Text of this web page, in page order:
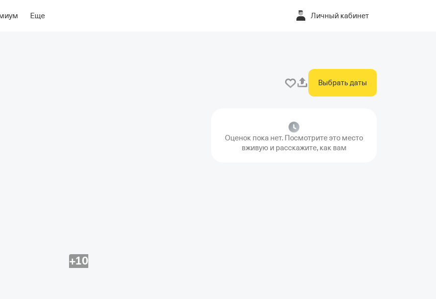
Еще Личный кабинет
отеле
Выбрать даты
+10
Оценок пока нет. Посмотрите это место
вживую и расскажите, как вам